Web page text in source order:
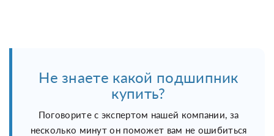
Не знаете какой подшипник
купить?
Поговорите с экспертом нашей компании, за
несколько минут он поможет вам не ошибиться